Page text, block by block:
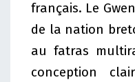
français. Le
de la nation
au fatras
conception